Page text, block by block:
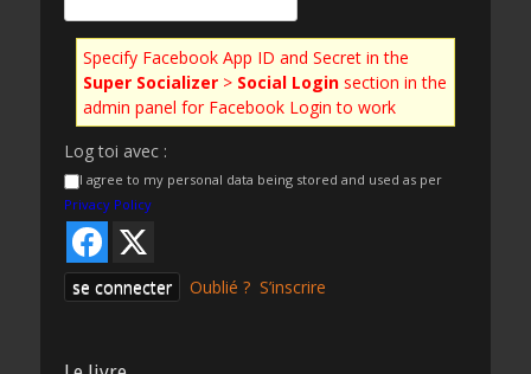
Specify Facebook App ID and Secret in the
Super Socializer > Social Login section in the
admin panel for Facebook Login to work
Log toi avec :
I agree to my personal data being stored and used as per
Privacy Policy
Oublié ? S’inscrire